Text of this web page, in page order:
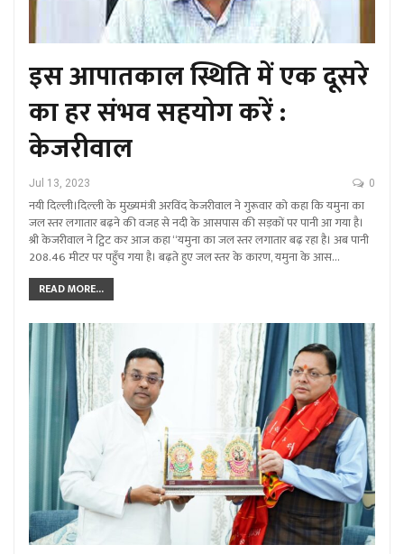
इस आपातकाल स्थिति में एक दूसरे
का हर संभव सहयोग करें :
केजरीवाल
Jul 13, 2023 0
नयी दिल्ली।दिल्ली के मुख्यमंत्री अरविंद केजरीवाल ने गुरूवार को कहा कि यमुना का
जल स्तर लगातार बढ़ने की वजह से नदी के आसपास की सड़कों पर पानी आ गया है।
श्री केजरीवाल ने ट्विट कर आज कहा “यमुना का जल स्तर लगातार बढ़ रहा है। अब पानी
208.46 मीटर पर पहुँच गया है। बढ़ते हुए जल स्तर के कारण, यमुना के आस…
READ MORE...